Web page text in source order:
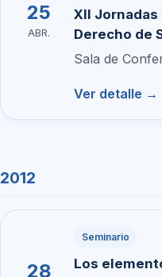
25
ABR.
XII
Derecho de
Sala de
Ver detalle →
2012
28
Seminario
Los